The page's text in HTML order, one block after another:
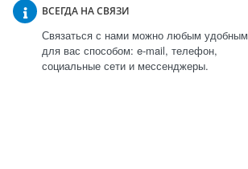
ВСЕГДА НА СВЯЗИ
Связаться с нами можно любым удобным
для вас способом: e-mail, телефон,
социальные сети и мессенджеры.